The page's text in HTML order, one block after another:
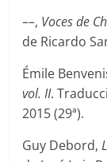
––, Voces de
de Ricardo
Émile
vol. II.
2015 (29ª).
Guy Debord,